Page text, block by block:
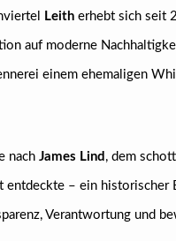
Leitherhebt sich seit
auf moderne
einem ehemaligen
nach James Lind , dem
entdeckte – ein historischer
Verantwortung und